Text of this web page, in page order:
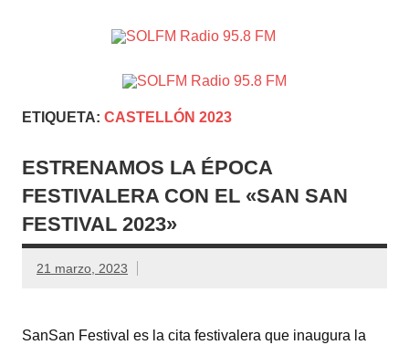
Crevillente, Radio en Vega Baja y Radio en el Medio
Vinalopó
ETIQUETA: CASTELLÓN 2023
ESTRENAMOS LA ÉPOCA
FESTIVALERA CON EL «SAN SAN
FESTIVAL 2023»
21 marzo, 2023
SanSan Festival es la cita festivalera que inaugura la